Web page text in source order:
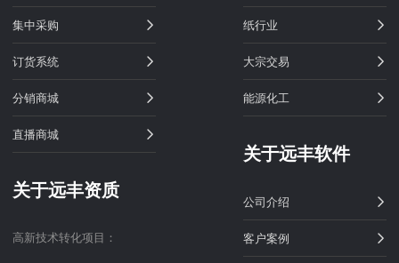
集中采购
订货系统
分销商城
直播商城
关于远丰资质
高新技术转化项目：
纸行业
大宗交易
能源化工
关于远丰软件
公司介绍
客户案例